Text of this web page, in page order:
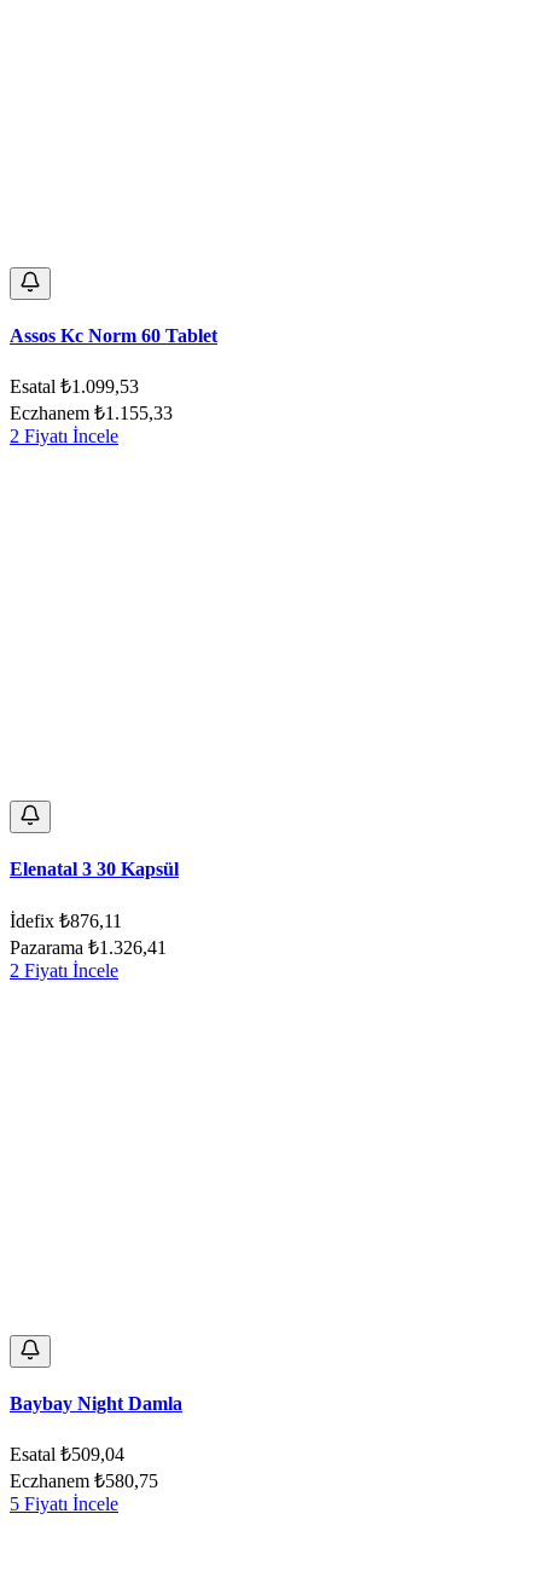
Assos Kc Norm 60 Tablet
Esatal ₺1.099,53
Eczhanem ₺1.155,33
2 Fiyatı İncele
Elenatal 3 30 Kapsül
İdefix ₺876,11
Pazarama ₺1.326,41
2 Fiyatı İncele
Baybay Night Damla
Esatal ₺509,04
Eczhanem ₺580,75
5 Fiyatı İncele